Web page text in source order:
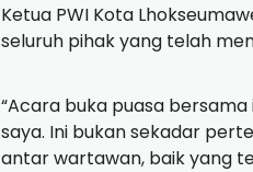
Ketua PWI Kota
seluruh pihak yang telah
“Acara buka puasa
saya. Ini bukan sekadar
antar wartawan, baik yang